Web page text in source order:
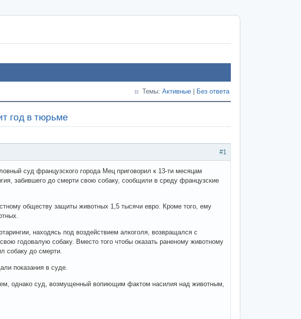
Темы: Активные Без ответа
год в тюрьме
#1
суд французского города Мец приговорил к 13-ти месяцам
забившего до смерти свою собаку, сообщили в среду французские
обществу защиты животных 1,5 тысячи евро. Кроме того, ему
находясь под воздействием алкоголя, возвращался с
годовалую собаку. Вместо того чтобы оказать раненому животному
собаку до смерти.
показания в суде.
однако суд, возмущенный вопиющим фактом насилия над животным,